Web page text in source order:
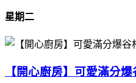
星期二
【開心廚房】可愛滿分